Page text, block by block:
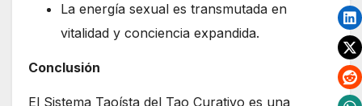
La energía sexual es transmutada en
vitalidad y conciencia expandida.
Conclusión
El Sistema Taoísta del Tao Curativo es una